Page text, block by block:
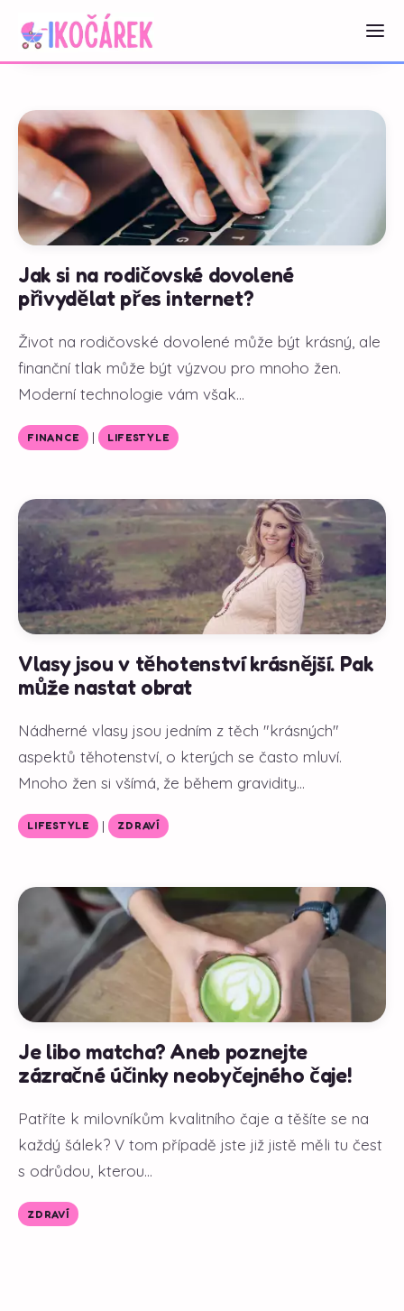
Jak si na rodičovské dovolené
přivydělat přes internet?
Život na rodičovské dovolené může být krásný, ale
finanční tlak může být výzvou pro mnoho žen.
Moderní technologie vám však...
FINANCE | LIFESTYLE
Vlasy jsou v těhotenství krásnější. Pak
může nastat obrat
Nádherné vlasy jsou jedním z těch "krásných"
aspektů těhotenství, o kterých se často mluví.
Mnoho žen si všímá, že během gravidity...
LIFESTYLE | ZDRAVÍ
Je libo matcha? Aneb poznejte
zázračné účinky neobyčejného čaje!
Patříte k milovníkům kvalitního čaje a těšíte se na
každý šálek? V tom případě jste již jistě měli tu čest
s odrůdou, kterou...
ZDRAVÍ